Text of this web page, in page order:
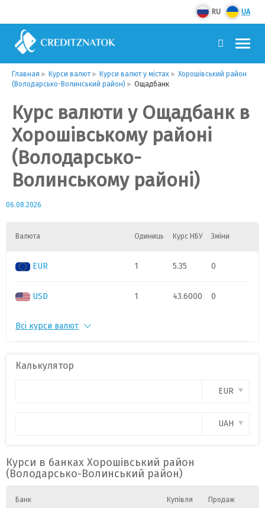
RU UA
Главная Курси валют Курси валют у містах
Хорошівський район
(Володарсько-Волинський район)
Ощадбанк
Курс валюти у Ощадбанк в
Хорошівському районі
(Володарсько-
Волинському районі)
06.08.2026
Валюта Одиниць Курс НБУ Зміни
EUR 1 5.35 0
USD 1 43.6000 0
PLN
Всі курси валют
Калькулятор
EUR
UAH
Курси в банках Хорошівський район
(Володарсько-Волинський район)
Банк Купівля Продаж